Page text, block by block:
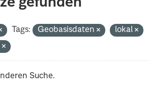
Tags: Geobasisdaten
lokal
Suche.